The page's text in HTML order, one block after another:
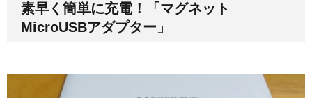
素早く簡単に充電！「マグネット
MicroUSBアダプター」